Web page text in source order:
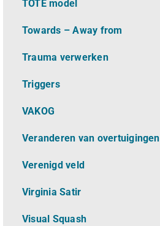
TOTE model
Towards – Away from
Trauma verwerken
Triggers
VAKOG
Veranderen van overtuigingen
Verenigd veld
Virginia Satir
Visual Squash